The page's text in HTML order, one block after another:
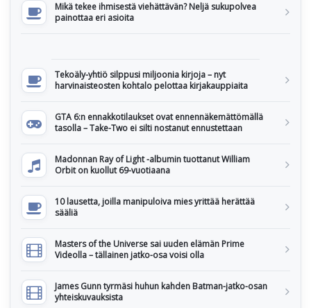
Mikä tekee ihmisestä viehättävän? Neljä sukupolvea
painottaa eri asioita
Tekoäly-yhtiö silppusi miljoonia kirjoja – nyt
harvinaisteosten kohtalo pelottaa kirjakauppiaita
GTA 6:n ennakkotilaukset ovat ennennäkemättömällä
tasolla – Take-Two ei silti nostanut ennustettaan
Madonnan Ray of Light -albumin tuottanut William
Orbit on kuollut 69-vuotiaana
10 lausetta, joilla manipuloiva mies yrittää herättää
sääliä
Masters of the Universe sai uuden elämän Prime
Videolla – tällainen jatko-osa voisi olla
James Gunn tyrmäsi huhun kahden Batman-jatko-osan
yhteiskuvauksista